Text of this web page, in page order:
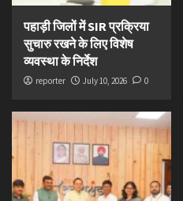
पहाड़ी जिलों में SIR प्रक्रिया
सुचारु रखने के लिए विशेष
व्यवस्था के निर्देश
reporter July 10, 2026 0